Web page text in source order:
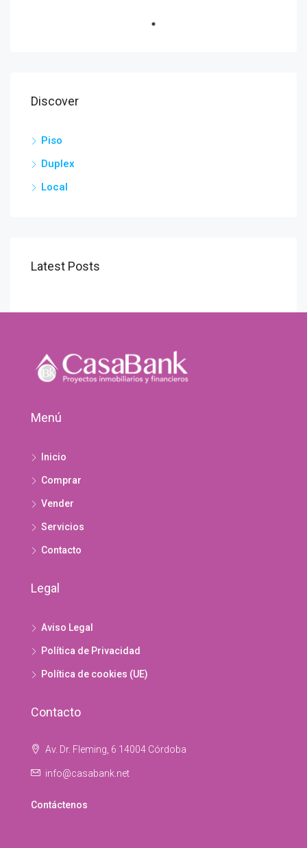
Discover
Piso
Duplex
Local
Latest Posts
Menú
Inicio
Comprar
Vender
Servicios
Contacto
Legal
Aviso Legal
Política de Privacidad
Política de cookies (UE)
Contacto
Av. Dr. Fleming, 6 14004 Córdoba
info@casabank.net
Contáctenos